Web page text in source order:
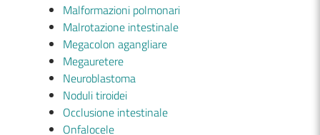
Malformazioni polmonari
Malrotazione intestinale
Megacolon agangliare
Megauretere
Neuroblastoma
Noduli tiroidei
Occlusione intestinale
Onfalocele